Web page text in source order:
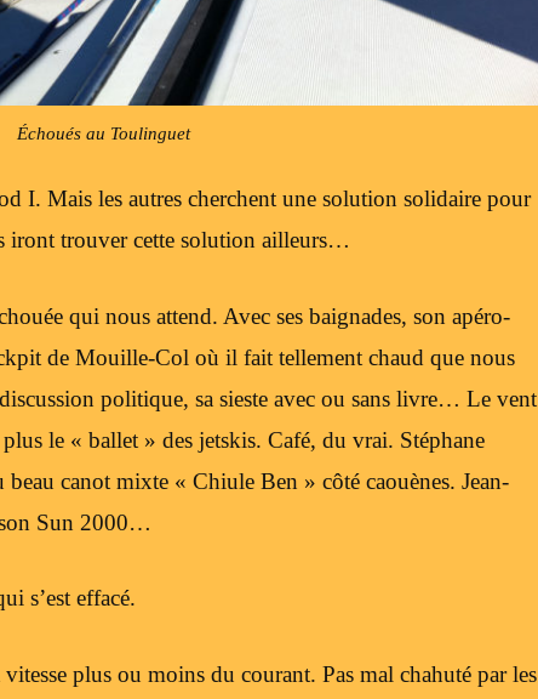
Échoués au Toulinguet
I. Mais les autres cherchent une solution solidaire pour
iront trouver cette solution ailleurs…
qui nous attend. Avec ses baignades, son apéro-
de Mouille-Col où il fait tellement chaud que nous
politique, sa sieste avec ou sans livre… Le vent
plus le « ballet » des jetskis. Café, du vrai. Stéphane
beau canot mixte « Chiule Ben » côté caouènes. Jean-
Sun 2000…
s’est effacé.
plus ou moins du courant. Pas mal chahuté par les